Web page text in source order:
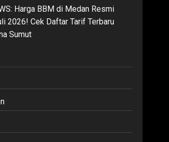
Harga BBM di Medan Resmi
2026! Cek Daftar Tarif Terbaru
Sumut